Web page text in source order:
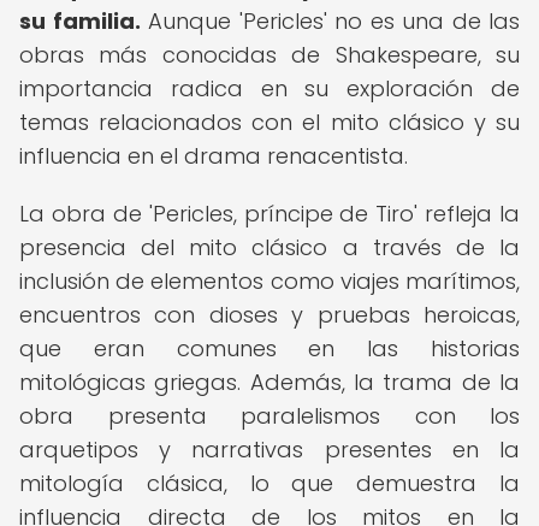
su familia. Aunque 'Pericles' no es una de las
obras más conocidas de Shakespeare, su
importancia radica en su exploración de
temas relacionados con el mito clásico y su
influencia en el drama renacentista.
La obra de 'Pericles, príncipe de Tiro' refleja la
presencia del mito clásico a través de la
inclusión de elementos como viajes marítimos,
encuentros con dioses y pruebas heroicas,
que eran comunes en las historias
mitológicas griegas. Además, la trama de la
obra presenta paralelismos con los
arquetipos y narrativas presentes en la
mitología clásica, lo que demuestra la
influencia directa de los mitos en la